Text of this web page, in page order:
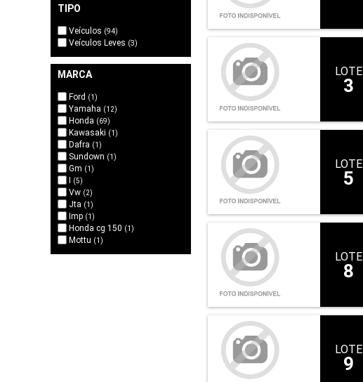
TIPO
Veículos (94)
Veículos Leves (3)
MARCA
Ford (1)
Yamaha (12)
Honda (69)
Kawasaki (1)
Dafra (1)
Sundown (1)
Gm (1)
(5)
Vw (2)
Jta (1)
Imp (1)
Honda cg 150 (1)
Mottu (1)
LOTE
3
LOTE
5
LOTE
8
LOTE
9